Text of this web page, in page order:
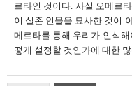
르타인 것이다. 사실 오메르
이 실존 인물을 묘사한 것이
메르타를 통해 우리가 인식
떻게 설정할 것인가에 대한